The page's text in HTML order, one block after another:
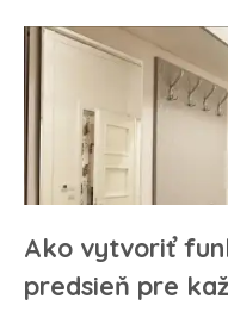
Ako vytvoriť
predsieň pre